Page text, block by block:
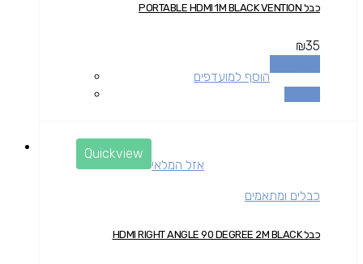
כבל PORTABLE HDMI 1M BLACK VENTION
₪35
הוסף למועדפים
Quickview
אזל המלאי
כבלים ומתאמים
כבל HDMI RIGHT ANGLE 90 DEGREE 2M BLACK